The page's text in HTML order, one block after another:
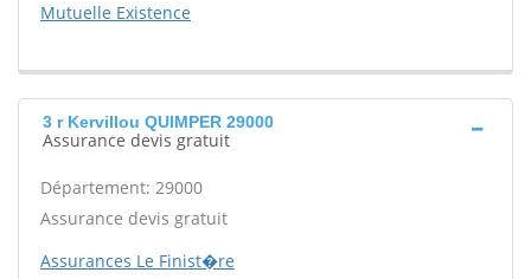
Mutuelle Existence
3 r Kervillou QUIMPER 29000
Assurance devis gratuit
Département: 29000
Assurance devis gratuit
Assurances Le Finist�re